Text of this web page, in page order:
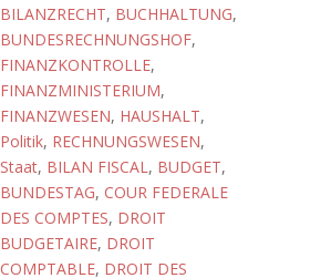
BILANZRECHT, BUCHHALTUNG,
BUNDESRECHNUNGSHOF,
FINANZKONTROLLE,
FINANZMINISTERIUM,
FINANZWESEN, HAUSHALT,
Politik, RECHNUNGSWESEN,
Staat, BILAN FISCAL, BUDGET,
BUNDESTAG, COUR FEDERALE
DES COMPTES, DROIT
BUDGETAIRE, DROIT
COMPTABLE, DROIT DES